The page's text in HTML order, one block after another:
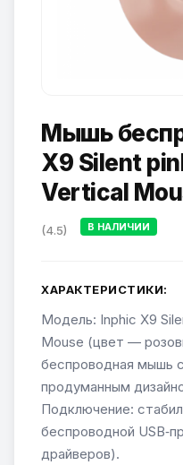
Мышь
X9 Silent
Vertical
(4.5) В НАЛИЧИИ
ХАРАКТЕРИСТИКИ:
Модель: Inphic X9
Mouse (цвет —
беспроводная мышь
продуманным
Подключение:
беспроводной
драйверов).